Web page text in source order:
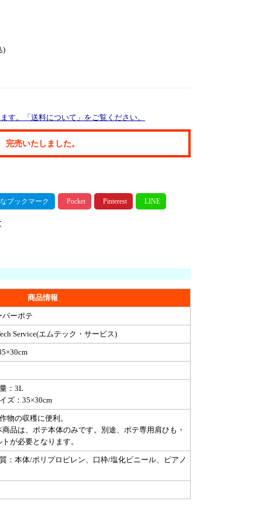
)
す。「送料について」をご覧ください。
完売いたしました。
商品情報
パーポテ
Service(エムテック・サービス)
：3L
ズ：35×30cm
物の収穫に便利。
品は、ポテ本体のみです。別途、ポテ専用肩ひも・
トが必要となります。
：本体/ポリプロピレン、口枠/塩化ビニール、ピアノ